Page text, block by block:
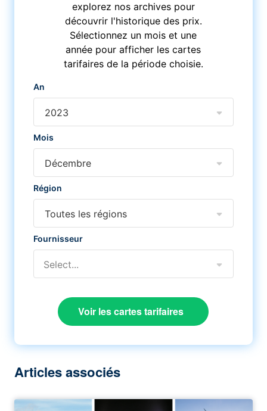
explorez nos archives pour
découvrir l'historique des prix.
Sélectionnez un mois et une
année pour afficher les cartes
tarifaires de la période choisie.
An
2023
Mois
Décembre
Région
Toutes les régions
Fournisseur
Select...
Voir les cartes tarifaires
Articles associés